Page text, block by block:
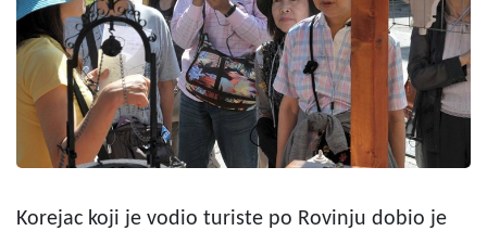
Korejac koji je vodio turiste po Rovinju dobio je